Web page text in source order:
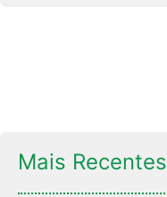
Mais Recentes